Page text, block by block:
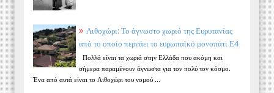
Λιθοχώρι: Το άγνωστο χωριό της Ευρυτανίας
από το οποίο περνάει το ευρωπαϊκό μονοπάτι Ε4
Πολλά είναι τα χωριά στην Ελλάδα που ακόμη και
σήμερα παραμένουν άγνωστα για τον πολύ τον κόσμο.
Ένα από αυτά είναι το Λιθοχώρι του νομού ...